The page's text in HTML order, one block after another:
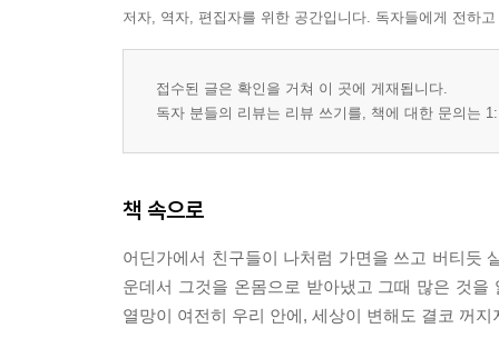
저자, 역자, 편집자를 위한 공간입니다. 독자들에게 전하
접수된 글은 확인을 거쳐 이 곳에 게재됩니다.
독자 분들의 리뷰는 리뷰 쓰기를, 책에 대한 문의는
책 속으로
어딘가에서 친구들이 나처럼 가면을 쓰고 버티듯
운데서 그것을 온몸으로 받아냈고 그때 많은 것
열망이 여전히 우리 안에, 세상이 변해도 결코 꺼